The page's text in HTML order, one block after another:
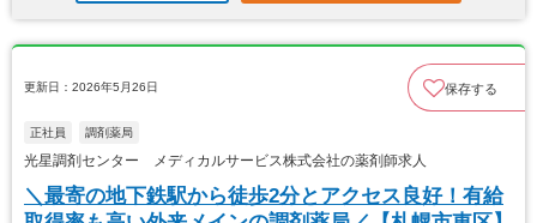
更新日：2026年5月26日 保存する
正社員 調剤薬局
光星調剤センター メディカルサービス株式会社の薬剤師求人
＼最寄の地下鉄駅から徒歩2分とアクセス良好！有給